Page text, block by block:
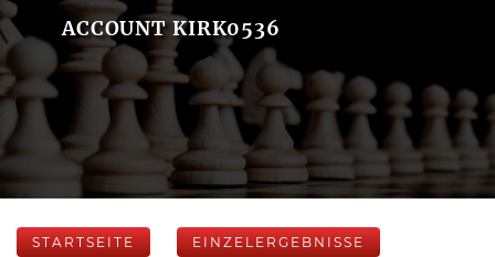
ACCOUNT KIRK0536
STARTSEITE EINZELERGEBNISSE